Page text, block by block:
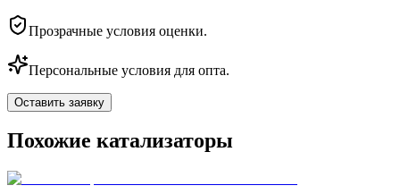
Прозрачные условия оценки.
Персональные условия для опта.
Оставить заявку
Похожие катализаторы